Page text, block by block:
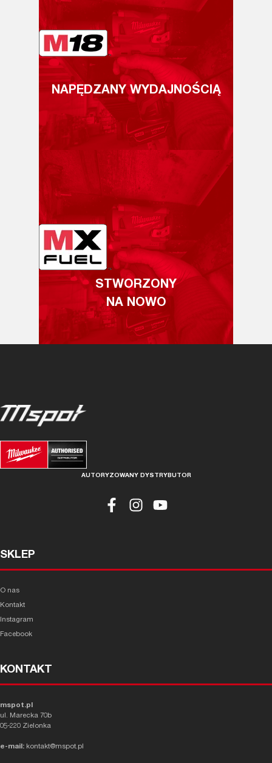
NAPĘDZANY WYDAJNOŚCIĄ
STWORZONY
NA NOWO
AUTORYZOWANY DYSTRYBUTOR
SKLEP
O nas
Kontakt
Instagram
Facebook
KONTAKT
mspot.pl
ul. Marecka 70b
05-220 Zielonka
e-mail: kontakt@mspot.pl